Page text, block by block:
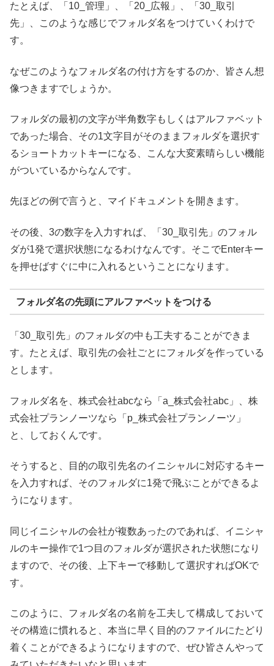
たとえば、「10_管理」、「20_広報」、「30_取引
先」、このような感じでフォルダ名をつけていくわけで
す。
なぜこのようなフォルダ名の付け方をするのか、皆さん想
像つきますでしょうか。
フォルダの最初の文字が半角数字もしくはアルファベット
であった場合、その1文字目がそのままフォルダを選択す
るショートカットキーになる、こんな大変素晴らしい機能
がついているからなんです。
先ほどの例で言うと、マイドキュメントを開きます。
その後、3の数字を入力すれば、「30_取引先」のフォル
ダが1発で選択状態になるわけなんです。そこでEnterキー
を押せばすぐに中に入れるということになります。
フォルダ名の先頭にアルファベットをつける
「30_取引先」のフォルダの中も工夫することができま
す。たとえば、取引先の会社ごとにフォルダを作っている
とします。
フォルダ名を、株式会社abcなら「a_株式会社abc」、株
式会社プランノーツなら「p_株式会社プランノーツ」
と、しておくんです。
そうすると、目的の取引先名のイニシャルに対応するキー
を入力すれば、そのフォルダに1発で飛ぶことができるよ
うになります。
同じイニシャルの会社が複数あったのであれば、イニシャ
ルのキー操作で1つ目のフォルダが選択された状態になり
ますので、その後、上下キーで移動して選択すればOKで
す。
このように、フォルダ名の名前を工夫して構成しておいて
その構造に慣れると、本当に早く目的のファイルにたどり
着くことができるようになりますので、ぜひ皆さんやって